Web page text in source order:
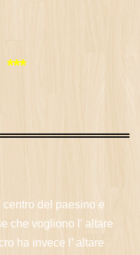
centro del paesino e
che vogliono l’ altare
ha invece l’ altare